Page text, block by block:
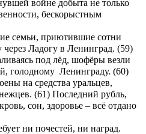
войне добыта не только
бескорыстным
семьи, приютившие сотни
Ладогу в Ленинград. (59)
под лёд, шофёры везли
голодному Ленинграду. (60)
на средства уральцев,
(61) Последний рубль,
сон, здоровье – всё отдано
ни почестей, ни наград.